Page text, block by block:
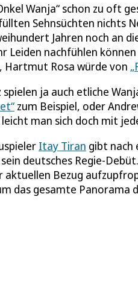
Wanja“ schon zu oft
Sehnsüchten nichts
Jahren noch an
Leiden nachfühlen
Hartmut Rosa würde von
ja auch etliche
zum Beispiel, oder
man sich doch mit
Itay Tiran gibt nach
sein deutsches Regie-
Bezug
das gesamte